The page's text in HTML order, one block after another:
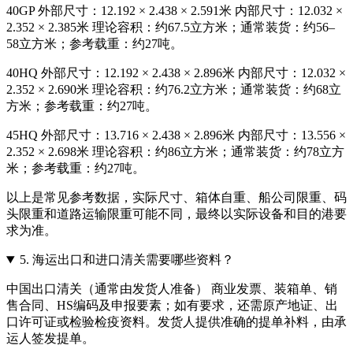
40GP 外部尺寸：12.192 × 2.438 × 2.591米 内部尺寸：12.032 ×
2.352 × 2.385米 理论容积：约67.5立方米；通常装货：约56–
58立方米；参考载重：约27吨。
40HQ 外部尺寸：12.192 × 2.438 × 2.896米 内部尺寸：12.032 ×
2.352 × 2.690米 理论容积：约76.2立方米；通常装货：约68立
方米；参考载重：约27吨。
45HQ 外部尺寸：13.716 × 2.438 × 2.896米 内部尺寸：13.556 ×
2.352 × 2.698米 理论容积：约86立方米；通常装货：约78立方
米；参考载重：约27吨。
以上是常见参考数据，实际尺寸、箱体自重、船公司限重、码
头限重和道路运输限重可能不同，最终以实际设备和目的港要
求为准。
5. 海运出口和进口清关需要哪些资料？
中国出口清关（通常由发货人准备） 商业发票、装箱单、销
售合同、HS编码及申报要素；如有要求，还需原产地证、出
口许可证或检验检疫资料。发货人提供准确的提单补料，由承
运人签发提单。